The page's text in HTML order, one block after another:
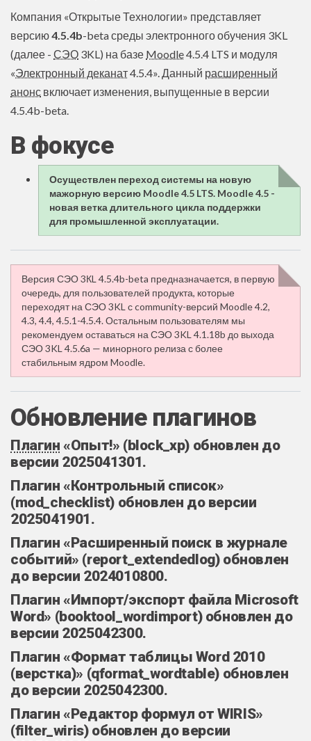
Компания «Открытые Технологии» представляет
версию4.5.4b-beta среды электронного обучения 3KL
(далее - СЭО 3KL) на базе Moodle4.5.4 LTS и модуля
«Электронный деканат4.5.4». Данный расширенный
анонс включает изменения, выпущенные в версии
4.5.4b-beta
В фокусе
Осуществлен переход системы на новую
мажорную версию Moodle 4.5 LTS. Moodle 4.5 -
новая ветка длительного цикла поддержки
для промышленной эксплуатации.
Версия СЭО 3КL 4.5.4b-beta предназначается, в первую
очередь, для пользователей продукта, которые
переходят на СЭО 3KL с community-версий Moodle 4.2,
4.3, 4.4, 4.5.1-4.5.4. Остальным пользователям мы
рекомендуем оставаться на СЭО 3KL 4.1.18b до выхода
СЭО 3KL 4.5.6a — минорного релиза с более
стабильным ядром Moodle.
Обновление плагинов
Плагин «Опыт!» (block_xp) обновлен до
версии 2025041301.
Плагин «Контрольный список»
(mod_checklist) обновлен до версии
2025041901.
Плагин «Расширенный поиск в журнале
событий» (report_extendedlog) обновлен
до версии 2024010800.
Плагин «Импорт/экспорт файла Microsoft
Word» (booktool_wordimport) обновлен до
версии 2025042300.
Плагин «Формат таблицы Word 2010
(верстка)» (qformat_wordtable) обновлен
до версии 2025042300.
Плагин «Редактор формул от WIRIS»
(filter_wiris) обновлен до версии